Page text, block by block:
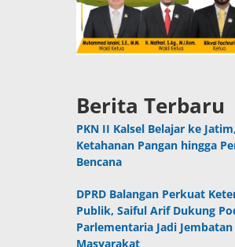
Berita Terbaru
PKN II Kalsel Belajar ke
Ketahanan Pangan hingga
Bencana
DPRD Balangan Perkuat
Publik, Saiful Arif Dukung
Parlementaria Jadi
Masyarakat